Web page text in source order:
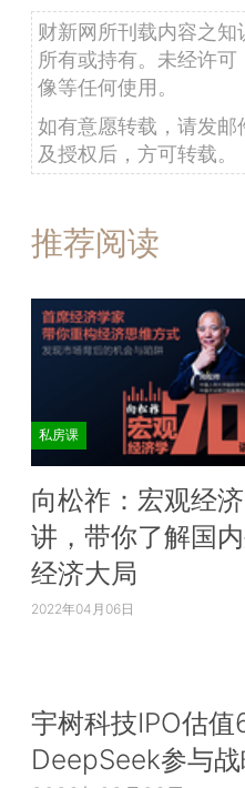
财新网所刊载内容之
所有或持有。未经许
像等任何使用。
如有意愿转载，请发邮
及授权后，方可转载。
推荐阅读
私房课
向松祚：宏观经
讲，带你了解国
经济大局
2022年04月06日
宇树科技IPO估
DeepSeek参与战